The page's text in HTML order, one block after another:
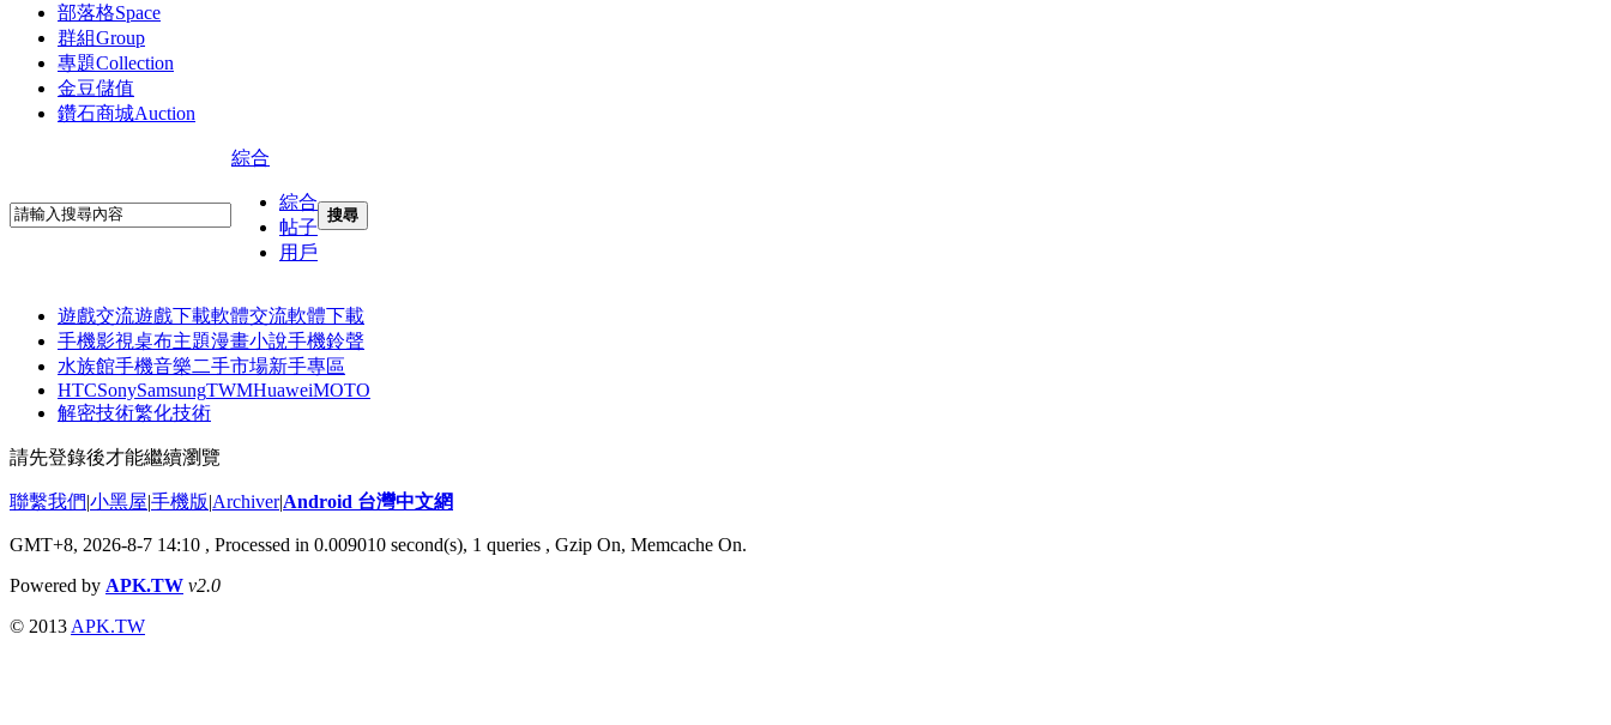
部落格Space
群組Group
專題Collection
金豆儲值
鑽石商城Auction
綜合
綜合
帖子
用戶
搜尋
遊戲交流遊戲下載軟體交流軟體下載
手機影視桌布主題漫畫小說手機鈴聲
水族館手機音樂二手市場新手專區
HTCSonySamsungTWMHuaweiMOTO
解密技術繁化技術
請先登錄後才能繼續瀏覽
聯繫我們|小黑屋|手機版|Archiver|Android 台灣中文網
GMT+8, 2026-8-7 14:10 , Processed in 0.009010 second(s), 1 queries , Gzip On, Memcache On.
Powered by APK.TW v2.0
© 2013 APK.TW